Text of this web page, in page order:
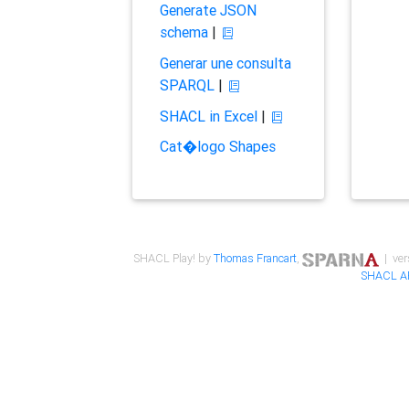
Generate JSON
schema|
Generar une consulta
SPARQL|
SHACL in Excel|
Cat�logo Shapes
SHACL Play! byThomas Francart,
|
SHACL